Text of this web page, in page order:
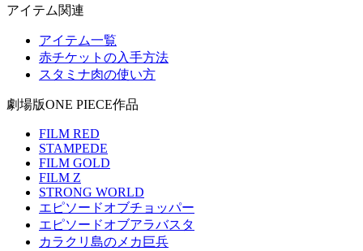
アイテム関連
アイテム一覧
赤チケットの入手方法
スタミナ肉の使い方
劇場版ONE PIECE作品
FILM RED
STAMPEDE
FILM GOLD
FILM Z
STRONG WORLD
エピソードオブチョッパー
エピソードオブアラバスタ
カラクリ島のメカ巨兵